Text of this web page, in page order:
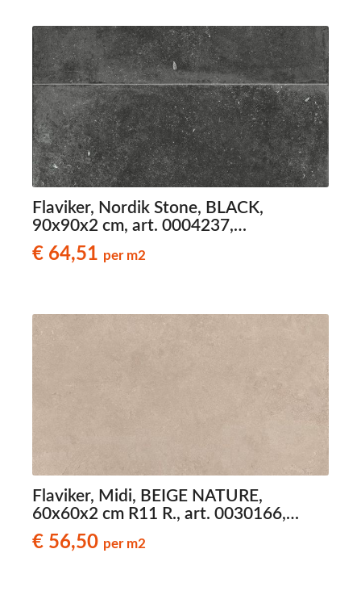
Flaviker, Nordik Stone, BLACK,
90x90x2 cm, art. 0004237,
natuursteenlook terrastegels
€ 64,51 per m2
Flaviker, Midi, BEIGE NATURE,
60x60x2 cm R11 R., art. 0030166,
natuursteenlook terrastegels
€ 56,50 per m2